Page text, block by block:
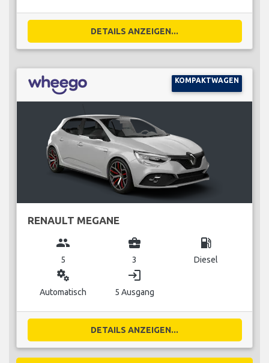
DETAILS ANZEIGEN...
KOMPAKTWAGEN
RENAULT MEGANE
group
5
business_center
3
local_gas_station
Diesel
miscellaneous_services
Automatisch
login
5 Ausgang
DETAILS ANZEIGEN...